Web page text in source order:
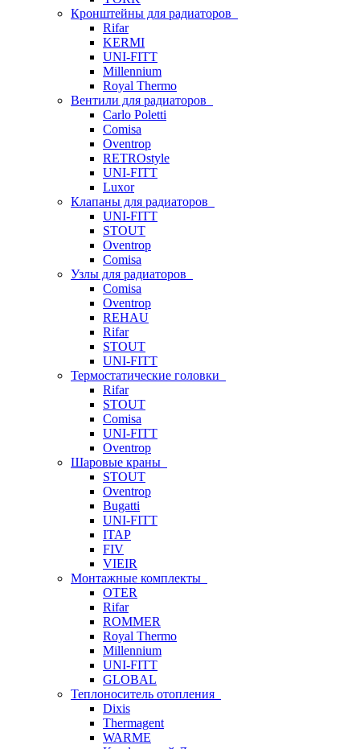
Кронштейны для радиаторов
Rifar
KERMI
UNI-FITT
Millennium
Royal Thermo
Вентили для радиаторов
Carlo Poletti
Comisa
Oventrop
RETROstyle
UNI-FITT
Luxor
Клапаны для радиаторов
UNI-FITT
STOUT
Oventrop
Comisa
Узлы для радиаторов
Comisa
Oventrop
REHAU
Rifar
STOUT
UNI-FITT
Термостатические головки
Rifar
STOUT
Comisa
UNI-FITT
Oventrop
Шаровые краны
STOUT
Oventrop
Bugatti
UNI-FITT
ITAP
FIV
VIEIR
Монтажные комплекты
OTER
Rifar
ROMMER
Royal Thermo
Millennium
UNI-FITT
GLOBAL
Теплоноситель отопления
Dixis
Thermagent
WARME